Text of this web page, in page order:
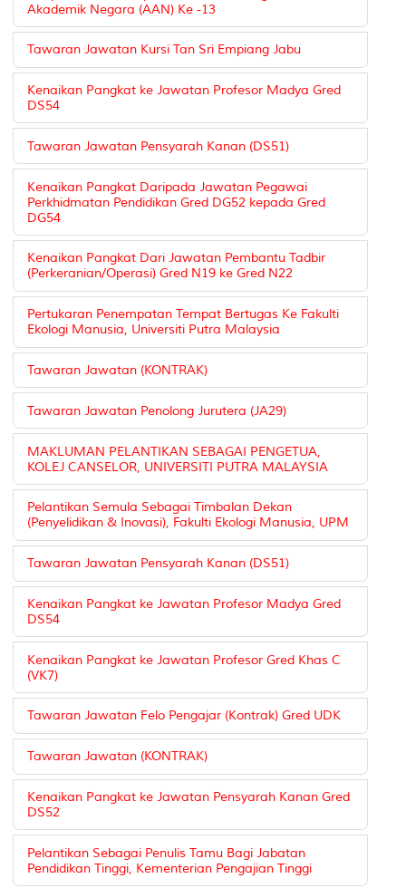
Akademik Negara (AAN) Ke -13
Tawaran Jawatan Kursi Tan Sri Empiang Jabu
Kenaikan Pangkat ke Jawatan Profesor Madya Gred
DS54
Tawaran Jawatan Pensyarah Kanan (DS51)
Kenaikan Pangkat Daripada Jawatan Pegawai
Perkhidmatan Pendidikan Gred DG52 kepada Gred
DG54
Kenaikan Pangkat Dari Jawatan Pembantu Tadbir
(Perkeranian/Operasi) Gred N19 ke Gred N22
Pertukaran Penempatan Tempat Bertugas Ke Fakulti
Ekologi Manusia, Universiti Putra Malaysia
Tawaran Jawatan (KONTRAK)
Tawaran Jawatan Penolong Jurutera (JA29)
MAKLUMAN PELANTIKAN SEBAGAI PENGETUA,
KOLEJ CANSELOR, UNIVERSITI PUTRA MALAYSIA
Pelantikan Semula Sebagai Timbalan Dekan
(Penyelidikan & Inovasi), Fakulti Ekologi Manusia, UPM
Tawaran Jawatan Pensyarah Kanan (DS51)
Kenaikan Pangkat ke Jawatan Profesor Madya Gred
DS54
Kenaikan Pangkat ke Jawatan Profesor Gred Khas C
(VK7)
Tawaran Jawatan Felo Pengajar (Kontrak) Gred UDK
Tawaran Jawatan (KONTRAK)
Kenaikan Pangkat ke Jawatan Pensyarah Kanan Gred
DS52
Pelantikan Sebagai Penulis Tamu Bagi Jabatan
Pendidikan Tinggi, Kementerian Pengajian Tinggi